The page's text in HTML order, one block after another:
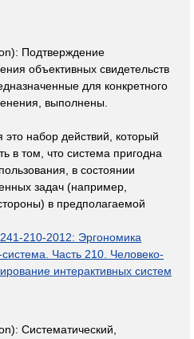
Подтверждение
объективных свидетельств
для конкретного
выполнены.
набор действий, который
в том, что система пригодна
в состоянии
задач (например,
в предполагаемой
210-2012: Эргономика
Часть 210. Человеко-
интерактивных систем
Систематический,